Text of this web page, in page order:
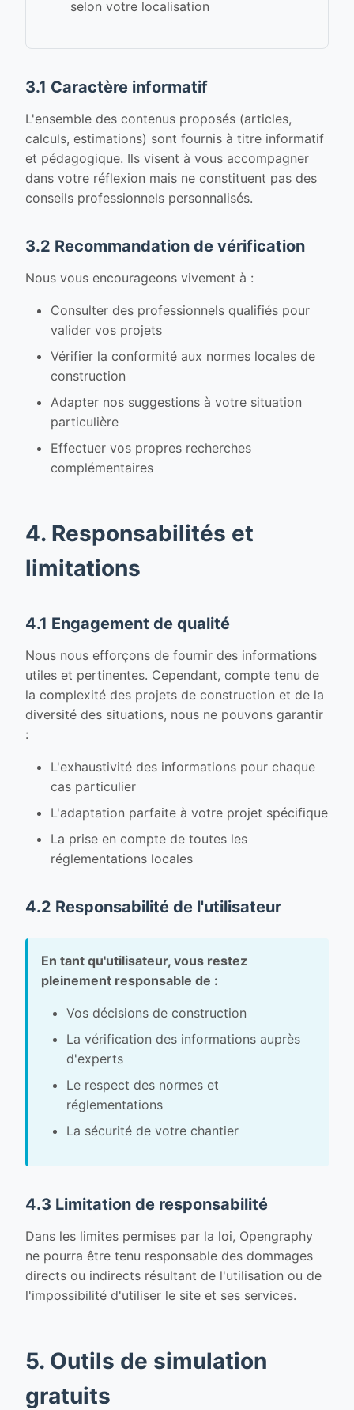
selon votre localisation
3.1 Caractère informatif
L'ensemble des contenus proposés (articles,
calculs, estimations) sont fournis à titre informatif
et pédagogique. Ils visent à vous accompagner
dans votre réflexion mais ne constituent pas des
conseils professionnels personnalisés.
3.2 Recommandation de vérification
Nous vous encourageons vivement à :
Consulter des professionnels qualifiés pour
valider vos projets
Vérifier la conformité aux normes locales de
construction
Adapter nos suggestions à votre situation
particulière
Effectuer vos propres recherches
complémentaires
4. Responsabilités et
limitations
4.1 Engagement de qualité
Nous nous efforçons de fournir des informations
utiles et pertinentes. Cependant, compte tenu de
la complexité des projets de construction et de la
diversité des situations, nous ne pouvons garantir
:
L'exhaustivité des informations pour chaque
cas particulier
L'adaptation parfaite à votre projet spécifique
La prise en compte de toutes les
réglementations locales
4.2 Responsabilité de l'utilisateur
En tant qu'utilisateur, vous restez
pleinement responsable de :
Vos décisions de construction
La vérification des informations auprès
d'experts
Le respect des normes et
réglementations
La sécurité de votre chantier
4.3 Limitation de responsabilité
Dans les limites permises par la loi, Opengraphy
ne pourra être tenu responsable des dommages
directs ou indirects résultant de l'utilisation ou de
l'impossibilité d'utiliser le site et ses services.
5. Outils de simulation
gratuits